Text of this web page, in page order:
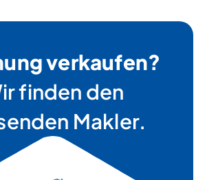
verkaufen?
finden den
Makler.